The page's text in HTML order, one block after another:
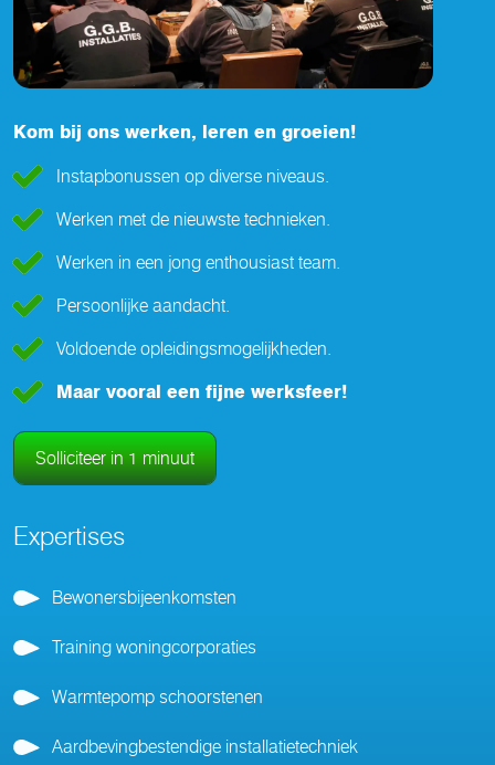
Kom bij ons werken, leren en groeien!
Instapbonussen op diverse niveaus.
Werken met de nieuwste technieken.
Werken in een jong enthousiast team.
Persoonlijke aandacht.
Voldoende opleidingsmogelijkheden.
Maar vooral een fijne werksfeer!
Solliciteer in 1 minuut
Expertises
Bewonersbijeenkomsten
Training woningcorporaties
Warmtepomp schoorstenen
Aardbevingbestendige installatietechniek